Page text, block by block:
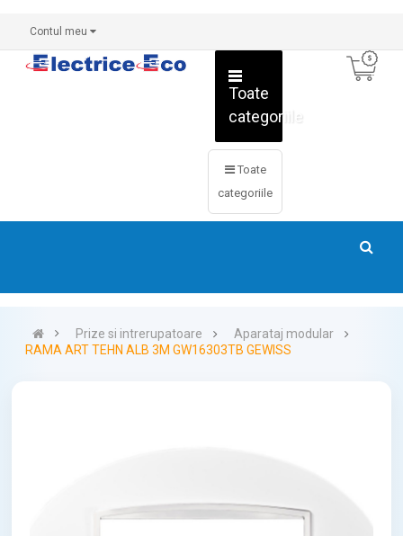
Contul meu
Toate
categoriile
Toate
categoriile
Prize si intrerupatoare
Aparataj modular
RAMA ART TEHN ALB 3M GW16303TB GEWISS